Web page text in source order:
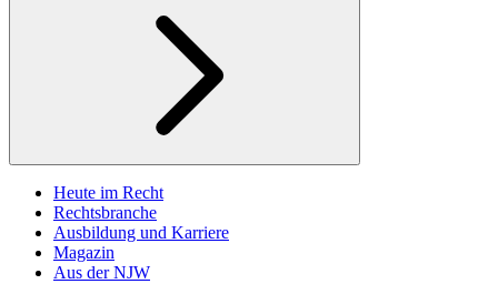
Heute im Recht
Rechtsbranche
Ausbildung und Karriere
Magazin
Aus der NJW